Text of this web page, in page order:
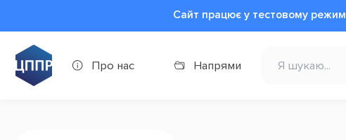
Сайт працює у тестовому
Про нас Напрями